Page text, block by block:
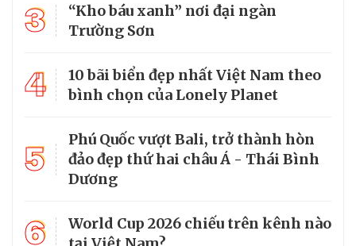
3
“Kho báu xanh” nơi đại ngàn
Trường Sơn
4
10 bãi biển đẹp nhất Việt Nam theo
bình chọn của Lonely Planet
5
Phú Quốc vượt Bali, trở thành hòn
đảo đẹp thứ hai châu Á - Thái Bình
Dương
6
World Cup 2026 chiếu trên kênh nào